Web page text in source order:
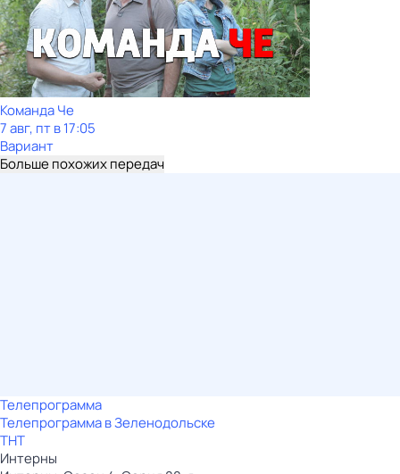
Команда Че
7 авг, пт в 17:05
Вариант
Больше похожих передач
Телепрограмма
Телепрограмма в Зеленодольске
ТНТ
Интерны